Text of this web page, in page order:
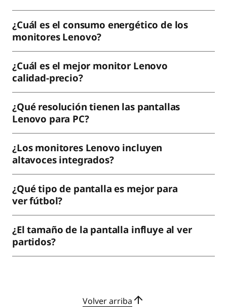
¿Cuál es el consumo energético de los
monitores Lenovo?
¿Cuál es el mejor monitor Lenovo
calidad-precio?
¿Qué resolución tienen las pantallas
Lenovo para PC?
¿Los monitores Lenovo incluyen
altavoces integrados?
¿Qué tipo de pantalla es mejor para
ver fútbol?
¿El tamaño de la pantalla influye al ver
partidos?
Volver arriba